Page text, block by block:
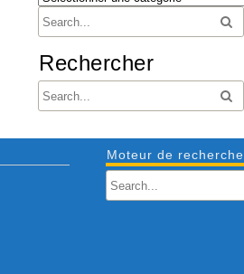
Rechercher
Moteur de recherche